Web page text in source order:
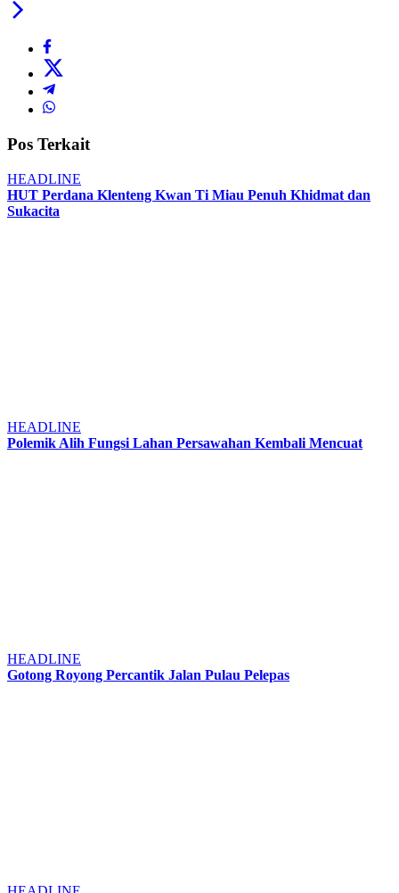
Pos Terkait
HEADLINE
HUT Perdana Klenteng Kwan Ti Miau Penuh Khidmat dan
Sukacita
HEADLINE
Polemik Alih Fungsi Lahan Persawahan Kembali Mencuat
HEADLINE
Gotong Royong Percantik Jalan Pulau Pelepas